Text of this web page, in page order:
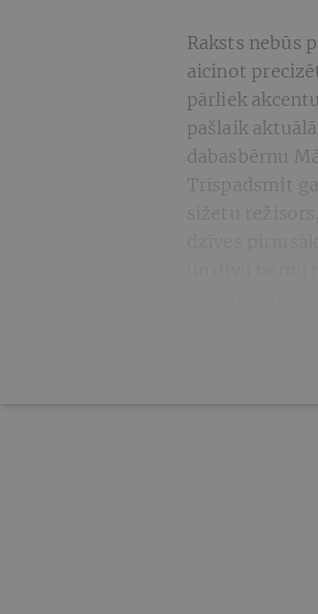
Raksts nebūs
aicinot
pārliek
pašlaik
dabasbērnu
Trīspadsmit